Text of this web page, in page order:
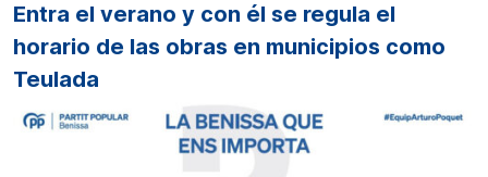
Entra el verano y con él se regula el
horario de las obras en municipios como
Teulada